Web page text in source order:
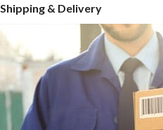
Shipping & Delivery